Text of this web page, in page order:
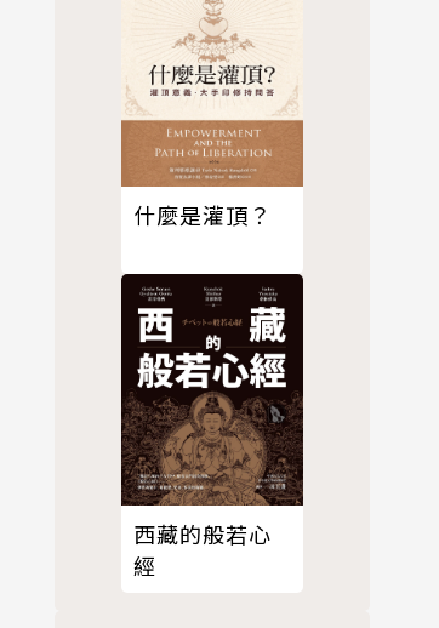
什麼是灌頂？
西藏的般若心
經